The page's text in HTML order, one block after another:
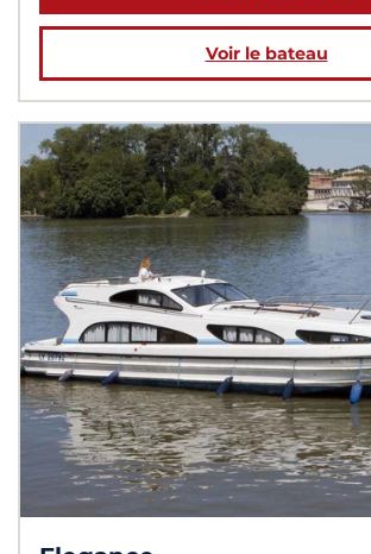
Voir le bateau